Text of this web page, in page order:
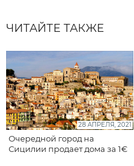
ЧИТАЙТЕ ТАКЖЕ
28 АПРЕЛЯ, 2021
Очередной город на
Сицилии продает дома за 1€